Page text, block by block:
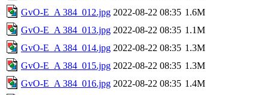
GvO-E_A 384_012.jpg 2022-08-22 08:35 1.6M
GvO-E_A 384_013.jpg 2022-08-22 08:35 1.1M
GvO-E_A 384_014.jpg 2022-08-22 08:35 1.3M
GvO-E_A 384_015.jpg 2022-08-22 08:35 1.3M
GvO-E_A 384_016.jpg 2022-08-22 08:35 1.4M